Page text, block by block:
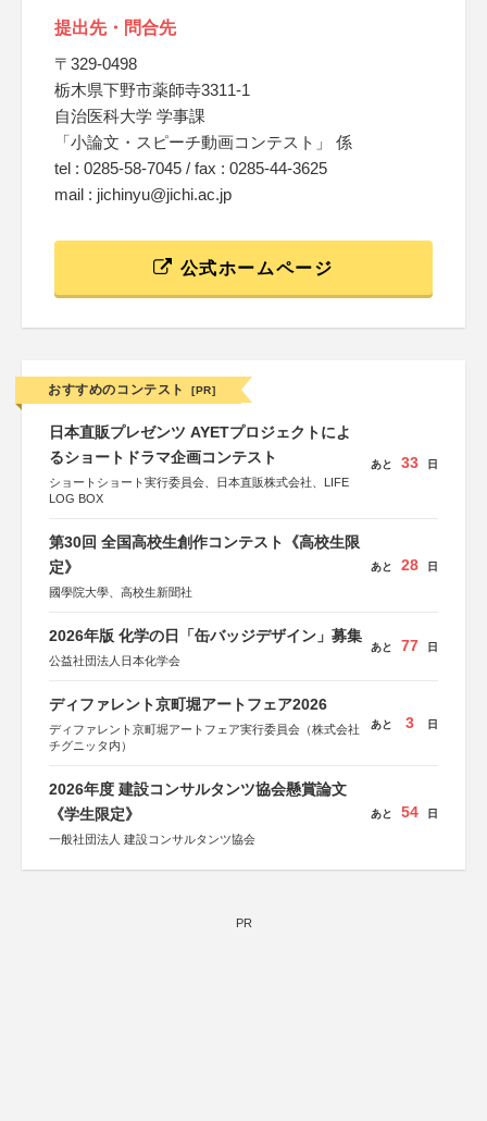
提出先・問合先
〒329-0498
栃木県下野市薬師寺3311-1
自治医科大学 学事課
「小論文・スピーチ動画コンテスト」 係
tel : 0285-58-7045 / fax : 0285-44-3625
mail : jichinyu@jichi.ac.jp
公式ホームページ
おすすめのコンテスト [PR]
日本直販プレゼンツ AYETプロジェクトによ
るショートドラマ企画コンテスト
ショートショート実行委員会、日本直販株式会社、LIFE
LOG BOX
あと 33 日
第30回 全国高校生創作コンテスト《高校生限
定》
國學院大學、高校生新聞社
あと 28 日
2026年版 化学の日「缶バッジデザイン」募集
公益社団法人日本化学会
あと 77 日
ディファレント京町堀アートフェア2026
ディファレント京町堀アートフェア実行委員会（株式会社
チグニッタ内）
あと 3 日
2026年度 建設コンサルタンツ協会懸賞論文
《学生限定》
一般社団法人 建設コンサルタンツ協会
あと 54 日
PR